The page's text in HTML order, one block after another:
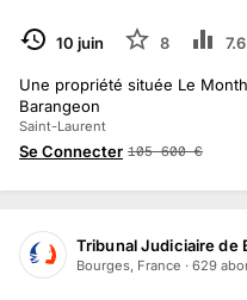
TERMINÉ10 juin 8
Une propriété située Le
Barangeon
Saint-Laurent
Se Connecter 105 600 €
Tribunal Judiciaire de
Bourges, France · 629